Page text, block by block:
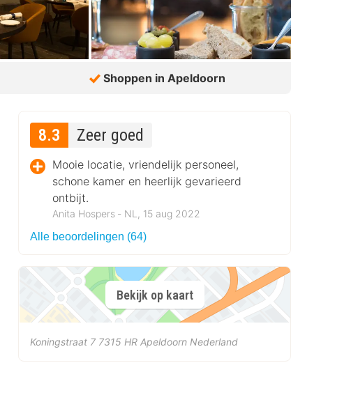
Shoppen in Apeldoorn
8.3 Zeer goed
Mooie locatie, vriendelijk personeel,
schone kamer en heerlijk gevarieerd
ontbijt.
Anita Hospers ‐ NL, 15 aug 2022
Alle beoordelingen (64)
Bekijk op kaart
Koningstraat 7 7315 HR Apeldoorn Nederland